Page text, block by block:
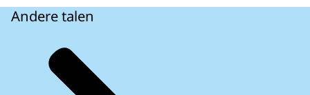
Andere talen